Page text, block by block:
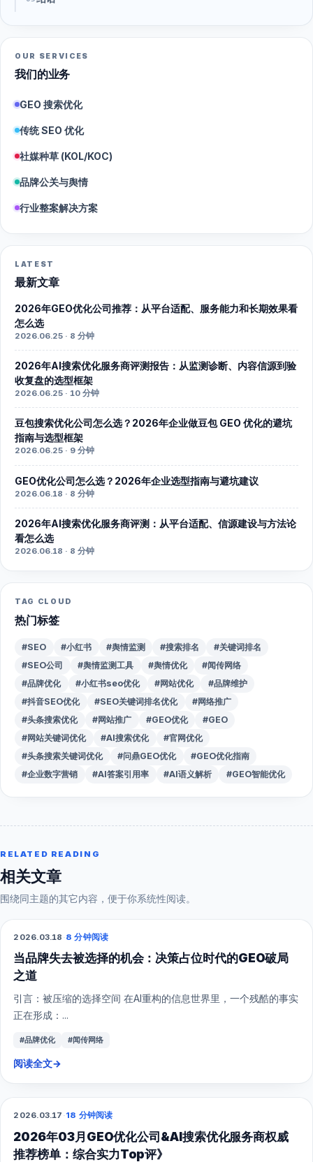
OUR SERVICES
我们的业务
GEO 搜索优化
传统 SEO 优化
社媒种草 (KOL/KOC)
品牌公关与舆情
行业整案解决方案
LATEST
最新文章
2026年GEO优化公司推荐：从平台适配、服务能力和长期效果看
怎么选
2026.06.25 · 8 分钟
2026年AI搜索优化服务商评测报告：从监测诊断、内容信源到验
收复盘的选型框架
2026.06.25 · 10 分钟
豆包搜索优化公司怎么选？2026年企业做豆包 GEO 优化的避坑
指南与选型框架
2026.06.25 · 9 分钟
GEO优化公司怎么选？2026年企业选型指南与避坑建议
2026.06.18 · 8 分钟
2026年AI搜索优化服务商评测：从平台适配、信源建设与方法论
看怎么选
2026.06.18 · 8 分钟
TAG CLOUD
热门标签
#SEO #小红书 #舆情监测 #搜索排名
#关键词排名
#SEO公司
#舆情监测工具 #舆情优化
#闻传网络
#品牌优化
#小红书seo优化 #网站优化
#品牌维护
#抖音SEO优化
#SEO关键词排名优化
#网络推广
#头条搜索优化
#网站推广 #GEO优化
#GEO
#网站关键词优化
#AI搜索优化
#官网优化
#头条搜索关键词优化
#问鼎GEO优化
#GEO优化指南
#企业数字营销
#AI答案引用率 #AI语义解析 #GEO智能优化
RELATED READING
相关文章
围绕同主题的其它内容，便于你系统性阅读。
GEO
2026.03.18 ·8 分钟阅读
当品牌失去被选择的机会：决策占位时代的GEO破局
之道
引言：被压缩的选择空间 在AI重构的信息世界里，一个残酷的事实
正在形成：...
#品牌优化 #闻传网络
阅读全文→
GEO
2026.03.17 ·18 分钟阅读
2026年03月GEO优化公司&AI搜索优化服务商权威
推荐榜单：综合实力Top评》